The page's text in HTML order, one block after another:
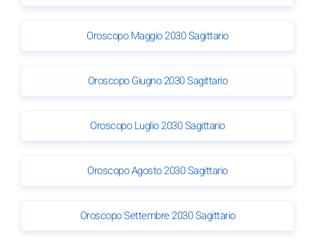
Oroscopo Maggio 2030 Sagittario
Oroscopo Giugno 2030 Sagittario
Oroscopo Luglio 2030 Sagittario
Oroscopo Agosto 2030 Sagittario
Oroscopo Settembre 2030 Sagittario